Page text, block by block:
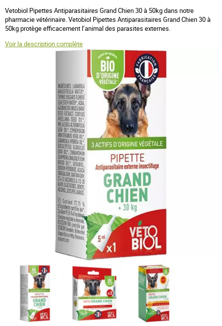
Vetobiol Pipettes Antiparasitaires Grand Chien 30 à 50kg dans notre
pharmacie vétérinaire. Vetobiol Pipettes Antiparasitaires Grand Chien 30 à
50kg protège efficacement l’animal des parasites externes.
Voir la description complète